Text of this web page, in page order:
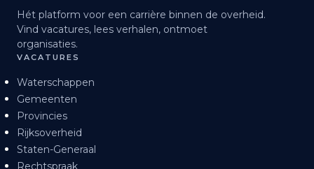
Hét platform voor een carrière binnen de overheid.
Vind vacatures, lees verhalen, ontmoet
organisaties.
VACATURES
Waterschappen
Gemeenten
Provincies
Rijksoverheid
Staten-Generaal
Rechtspraak